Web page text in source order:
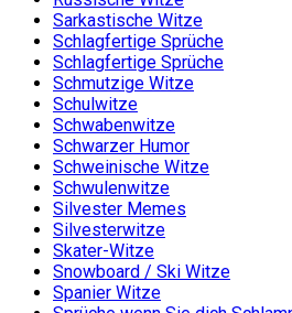
Sarkastische Witze
Schlagfertige Sprüche
Schlagfertige Sprüche
Schmutzige Witze
Schulwitze
Schwabenwitze
Schwarzer Humor
Schweinische Witze
Schwulenwitze
Silvester Memes
Silvesterwitze
Skater-Witze
Snowboard / Ski Witze
Spanier Witze